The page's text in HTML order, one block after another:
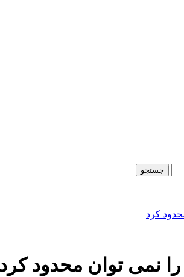
کرد
نمی توان محدود کرد